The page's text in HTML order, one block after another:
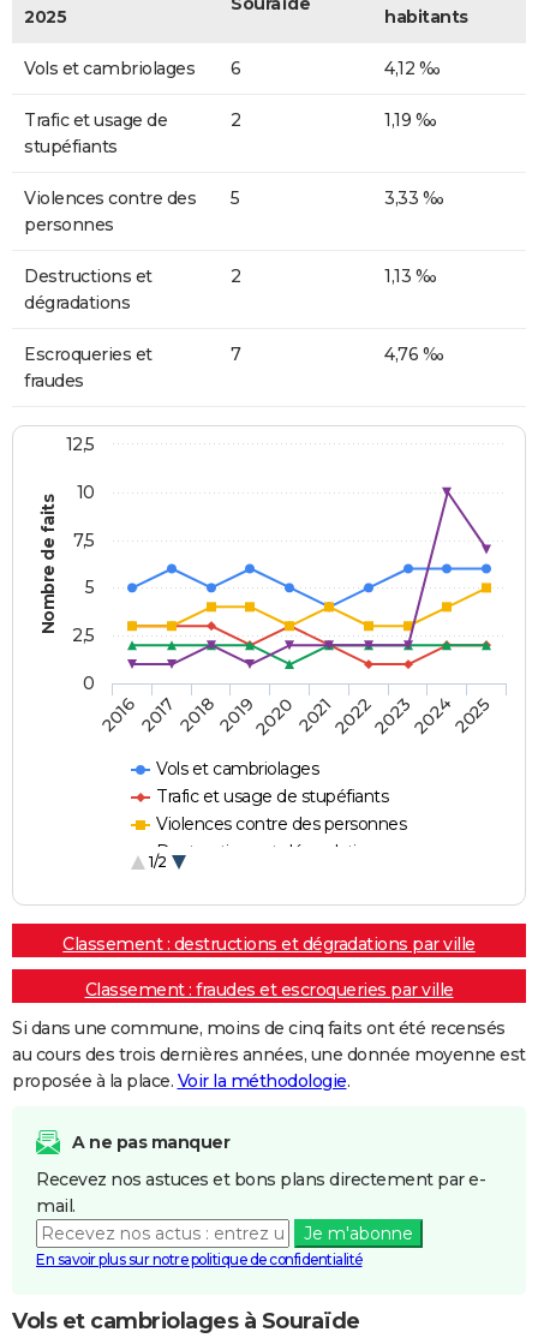
2025
habitants
Vols et cambriolages 6 4,12 ‰
Trafic et usage de
stupéfiants
2 1,19 ‰
Violences contre des
personnes
5 3,33 ‰
Destructions et
dégradations
2 1,13 ‰
Escroqueries et
fraudes
7 4,76 ‰
Nombre de faits
Vols et cambriolages
Trafic et usage de stupéfiants
Violences contre des personnes
Destructions et dégradations
1/2
2016201720182019202020212022202320242025
0
2,5
5
7,5
10
12,5
Classement : destructions et dégradations par ville
Classement : fraudes et escroqueries par ville
Si dans une commune, moins de cinq faits ont été recensés
au cours des trois dernières années, une donnée moyenne est
proposée à la place. Voir la méthodologie.
A ne pas manquer
Recevez nos astuces et bons plans directement par e-
mail.
Je m'abonne
En savoir plus sur notre politique de confidentialité
Vols et cambriolages à Souraïde